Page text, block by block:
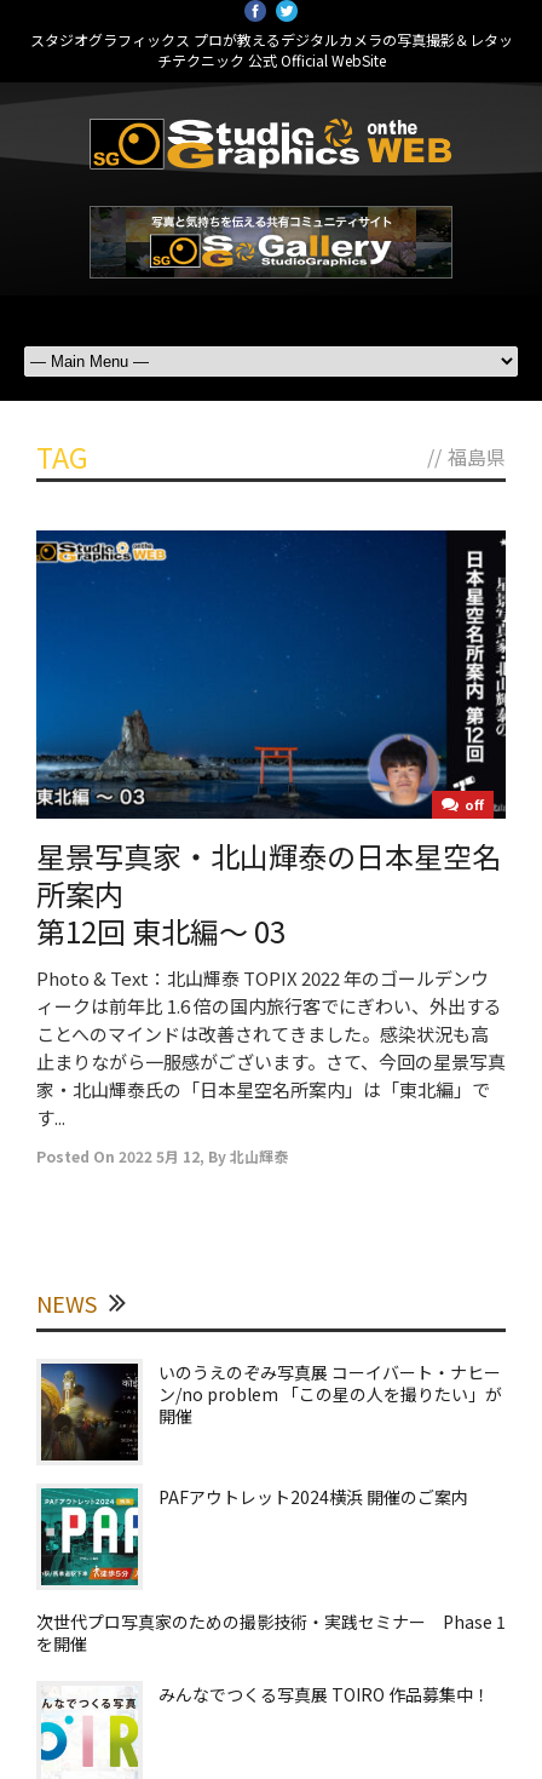
スタジオグラフィックス プロが教えるデジタルカメラの写真撮影＆レタッ
チテクニック 公式 Official WebSite
TAG // 福島県
off
星景写真家・北山輝泰の日本星空名
所案内
第12回 東北編～ 03
Photo & Text：北山輝泰 TOPIX 2022 年のゴールデンウ
ィークは前年比 1.6 倍の国内旅行客でにぎわい、外出する
ことへのマインドは改善されてきました。感染状況も高
止まりながら一服感がございます。さて、今回の星景写真
家・北山輝泰氏の「日本星空名所案内」は「東北編」で
す...
Posted On 2022 5月 12, By北山輝泰
NEWS
いのうえのぞみ写真展 コーイバート・ナヒー
ン/no problem 「この星の人を撮りたい」が
開催
PAFアウトレット2024横浜 開催のご案内
次世代プロ写真家のための撮影技術・実践セミナー Phase 1
を開催
みんなでつくる写真展 TOIRO 作品募集中！